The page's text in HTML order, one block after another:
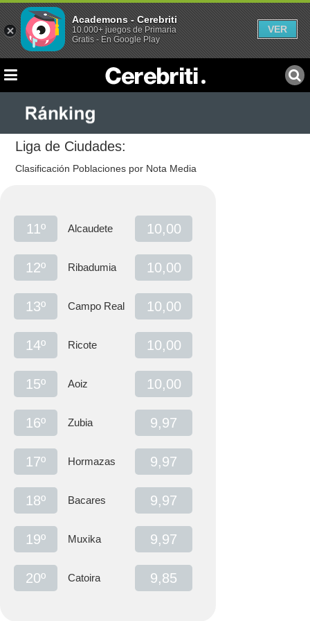
Liga de Ciudades:
Clasificación Poblaciones por Nota Media
11º Alcaudete 10,00
12º Ribadumia 10,00
13º Campo Real 10,00
14º Ricote 10,00
15º Aoiz 10,00
16º Zubia 9,97
17º Hormazas 9,97
18º Bacares 9,97
19º Muxika 9,97
20º Catoira 9,85
Academons - Cerebriti
10.000+ juegos de Primaria
Gratis - En Google Play
VER